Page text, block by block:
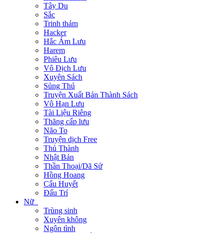
Tây Du
Sắc
Trinh thám
Hacker
Hắc Ám Lưu
Harem
Phiêu Lưu
Vô Địch Lưu
Xuyên Sách
Sủng Thú
Truyện Xuất Bản Thành Sách
Vô Hạn Lưu
Tài Liệu Riêng
Thăng cấp lưu
Não To
Truyện dịch Free
Thủ Thành
Nhật Bản
Thần Thoại/Dã Sử
Hồng Hoang
Cẩu Huyết
Đấu Trí
Nữ
Trùng sinh
Xuyên không
Ngôn tình